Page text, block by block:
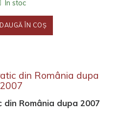
În stoc
ÎN COŞ
din România dupa 2007